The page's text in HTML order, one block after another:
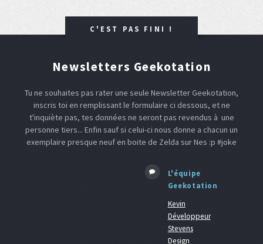
C'EST PAS FINI !
Newsletters Geekotation
Tu ne souhaites pas rater une seule Newsletter Geekotation,
inscris toi en remplissant le formulaire ci dessous, et ne
t'inquiète pas, tes données ne seront pas revendus à une
personne tiers... Enfin sauf si celui-ci nous donne a chacun un
exemplaire presque neuf en boite de Zelda sur Nes :p #joke
L'équipe
Geekotation
Kevin
Développeur
Stevens
Design